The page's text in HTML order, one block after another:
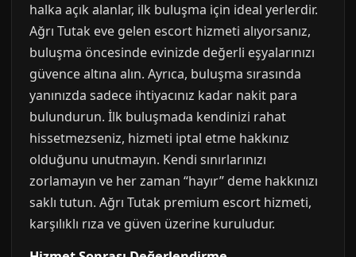
halka açık alanlar, ilk buluşma için ideal yerlerdir.
Ağrı Tutak eve gelen escort hizmeti alıyorsanız,
buluşma öncesinde evinizde değerli eşyalarınızı
güvence altına alın. Ayrıca, buluşma sırasında
yanınızda sadece ihtiyacınız kadar nakit para
bulundurun. İlk buluşmada kendinizi rahat
hissetmezseniz, hizmeti iptal etme hakkınız
olduğunu unutmayın. Kendi sınırlarınızı
zorlamayın ve her zaman “hayır” deme hakkınızı
saklı tutun. Ağrı Tutak premium escort hizmeti,
karşılıklı rıza ve güven üzerine kuruludur.